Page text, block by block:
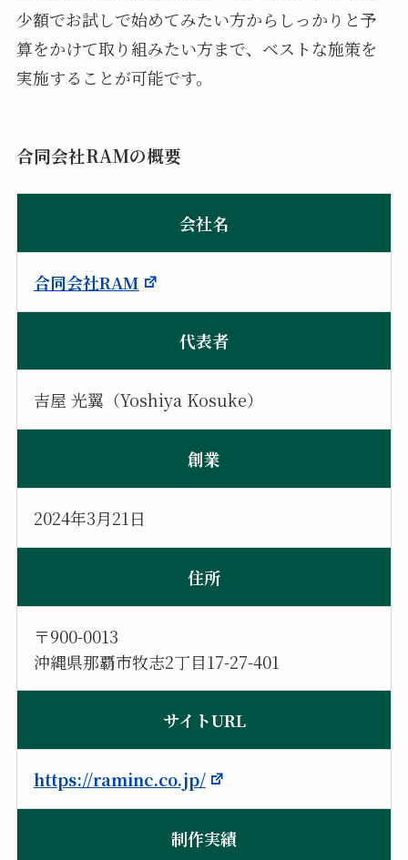
少額でお試しで始めてみたい方からしっかりと予
算をかけて取り組みたい方まで、ベストな施策を
実施することが可能です。
合同会社RAMの概要
会社名
合同会社RAM
代表者
吉屋 光翼（Yoshiya Kosuke）
創業
2024年3月21日
住所
〒900-0013
沖縄県那覇市牧志2丁目17-27-401
サイトURL
https://raminc.co.jp/
制作実績